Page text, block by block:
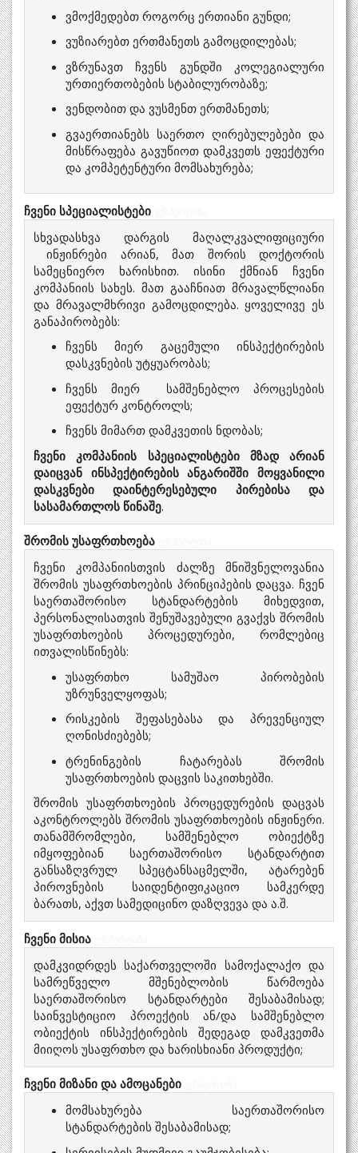
ვმოქმედებთ როგორც ერთიანი გუნდი;
ვუზიარებთ ერთმანეთს გამოცდილებას;
ვზრუნავთ ჩვენს გუნდში კოლეგიალური
ურთიერთობების სტაბილურობაზე;
ვენდობით და ვუსმენთ ერთმანეთს;
გვაერთიანებს საერთო ღირებულებები და
მისწრაფება გავუწიოთ დამკვეთს ეფექტური
და კომპეტენტური მომსახურება;
ჩვენი სპეციალისტები
სხვადასხვა დარგის მაღალკვალიფიციური
ინჟინრები არიან, მათ შორის დოქტორის
სამეცნიერო ხარისხით. ისინი ქმნიან ჩვენი
კომპანიის სახეს. მათ გააჩნიათ მრავალწლიანი
და მრავალმხრივი გამოცდილება. ყოველივე ეს
განაპირობებს:
ჩვენს მიერ გაცემული ინსპექტირების
დასკვნების უტყუარობას;
ჩვენს მიერ სამშენებლო პროცესების
ეფექტურ კონტროლს;
ჩვენს მიმართ დამკვეთის ნდობას;
ჩვენი კომპანიის სპეციალისტები მზად არიან
დაიცვან ინსპექტირების ანგარიშში მოყვანილი
დასკვნები დაინტერესებული პირებისა და
სასამართლოს წინაშე.
შრომის უსაფრთხოება
ჩვენი კომპანიისთვის ძალზე მნიშვნელოვანია
შრომის უსაფრთხოების პრინციპების დაცვა. ჩვენ
საერთაშორისო სტანდარტების მიხედვით,
პერსონალისათვის შენუშავებული გვაქვს შრომის
უსაფრთხოების პროცედურები, რომლებიც
ითვალისწინებს:
უსაფრთხო სამუშაო პირობების
უზრუნველყოფას;
რისკების შეფასებასა და პრევენციულ
ღონისძიებებს;
ტრენინგების ჩატარებას შრომის
უსაფრთხოების დაცვის საკითხებში.
შრომის უსაფრთხოების პროცედურების დაცვას
აკონტროლებს შრომის უსაფრთხოების ინჟინერი.
თანამშრომლები, სამშენებლო ობიექტზე
იმყოფებიან საერთაშორისო სტანდარტით
განსაზღვრულ სპეცტანსაცმელში, ატარებენ
პიროვნების საიდენტიფიკაციო სამკერდე
ბარათს, აქვთ სამედიცინო დაზღვევა და ა.შ.
ჩვენი მისია
დამკვიდრდეს საქართველოში სამოქალაქო და
სამრეწველო მშენებლობის წარმოება
საერთაშორისო სტანდარტები შესაბამისად;
საინვესტიციო პროექტის ან/და სამშენებლო
ობიექტის ინსპექტირების შედეგად დამკვეთმა
მიიღოს უსაფრთხო და ხარისხიანი პროდუქტი;
ჩვენი მიზანი და ამოცანები
მომსახურება საერთაშორისო
სტანდარტების შესაბამისად;